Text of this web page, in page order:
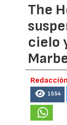
The
cielo
1554